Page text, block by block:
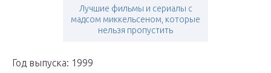
Лучшие фильмы и сериалы с
мадсом миккельсеном, которые
нельзя пропустить
Год выпуска: 1999